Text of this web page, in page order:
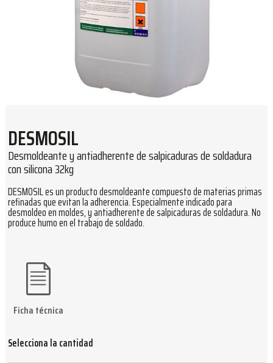
DESMOSIL
Desmoldeante y antiadherente de salpicaduras de soldadura
con silicona 32kg
DESMOSIL es un producto desmoldeante compuesto de materias primas
refinadas que evitan la adherencia. Especialmente indicado para
desmoldeo en moldes, y antiadherente de salpicaduras de soldadura. No
produce humo en el trabajo de soldado.
Selecciona la cantidad
Ficha técnica